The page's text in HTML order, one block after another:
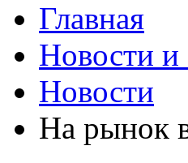
Главная
Новости и
Новости
На рынок